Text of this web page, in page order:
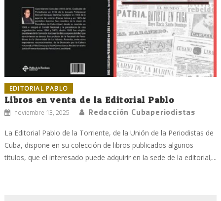
EDITORIAL PABLO
Libros en venta de la Editorial Pablo
noviembre 13, 2025 Redacción Cubaperiodistas
La Editorial Pablo de la Torriente, de la Unión de la Periodistas de
Cuba, dispone en su colección de libros publicados algunos
títulos, que el interesado puede adquirir en la sede de la editorial,...